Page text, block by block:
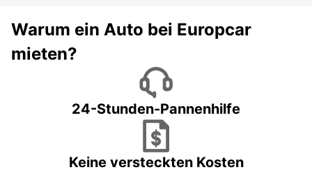
Warum ein Auto bei Europcar
mieten?
24-Stunden-Pannenhilfe
Keine versteckten Kosten